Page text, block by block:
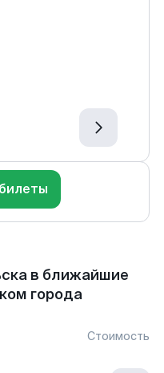
в ближайшие
города
Стоимость